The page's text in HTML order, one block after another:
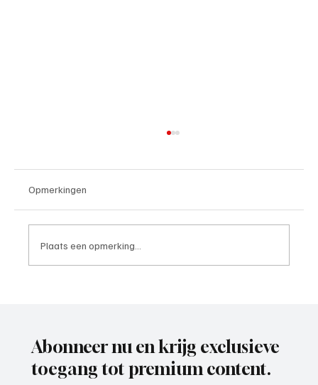
Opmerkingen
Plaats een opmerking...
Abonneer nu en krijg exclusieve
toegang tot premium content.